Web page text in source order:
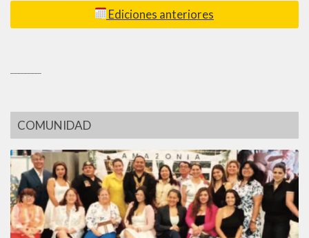
Ediciones anteriores
COMUNIDAD